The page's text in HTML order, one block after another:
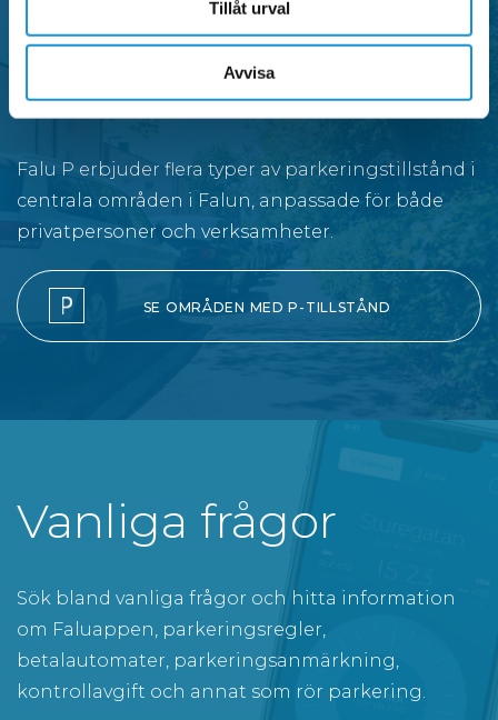
Tillåt urval
Avvisa
P-tillstånd
Falu P erbjuder flera typer av parkeringstillstånd i
centrala områden i Falun, anpassade för både
privatpersoner och verksamheter.
SE OMRÅDEN MED P-TILLSTÅND
Vanliga frågor
Sök bland vanliga frågor och hitta information
om Faluappen, parkeringsregler,
betalautomater, parkeringsanmärkning,
kontrollavgift och annat som rör parkering.